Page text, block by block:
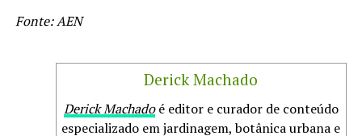
Fonte: AEN
Derick Machado
Derick Machadoé editor e curador de conteúdo
especializado em jardinagem, botânica urbana e